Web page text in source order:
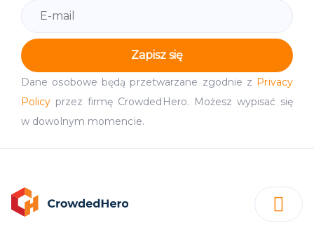
Zapisz się
Dane osobowe będą przetwarzane zgodnie z Privacy
Policy przez firmę CrowdedHero. Możesz wypisać się
w dowolnym momencie.